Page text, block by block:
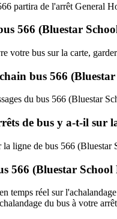
partira de l'arrêt General
566 (Bluestar
votre bus sur la carte,
bus 566
du bus 566 (Bluestar
de bus y a-t-il sur
la ligne de bus 566 (Bluestar
566 (Bluestar School
temps réel sur
du bus à votre